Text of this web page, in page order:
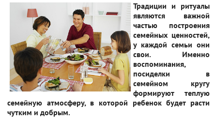
Традиции и ритуалы
являются важной
частью построения
семейных ценностей,
у каждой семьи они
свои. Именно
воспоминания,
посиделки в
семейном кругу
формируют теплую
семейную атмосферу, в которой ребенок будет расти
чутким и добрым.